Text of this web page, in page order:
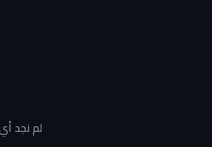
لم نجد